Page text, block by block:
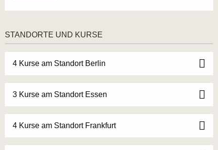
Lebensbewältigung” unter der Zusatzziffer Z73.0 als
,,Ausgebranntsein (Burn-out, Zustand der totalen
daher eine eigene Stelle mit einem*r ausgebildeten
Passend dazu werden eigene Therapie-Angebote
Stressbewältigung und Burnout-Prävention bereitet Sie
genau auf diese Arbeitsbereiche vor.
STANDORTE UND KURSE
4 Kurse am Standort Berlin
3 Kurse am Standort Essen
4 Kurse am Standort Frankfurt